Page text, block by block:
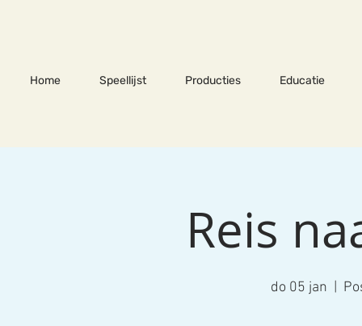
Home Speellijst Producties Educatie
Reis
do 05 jan